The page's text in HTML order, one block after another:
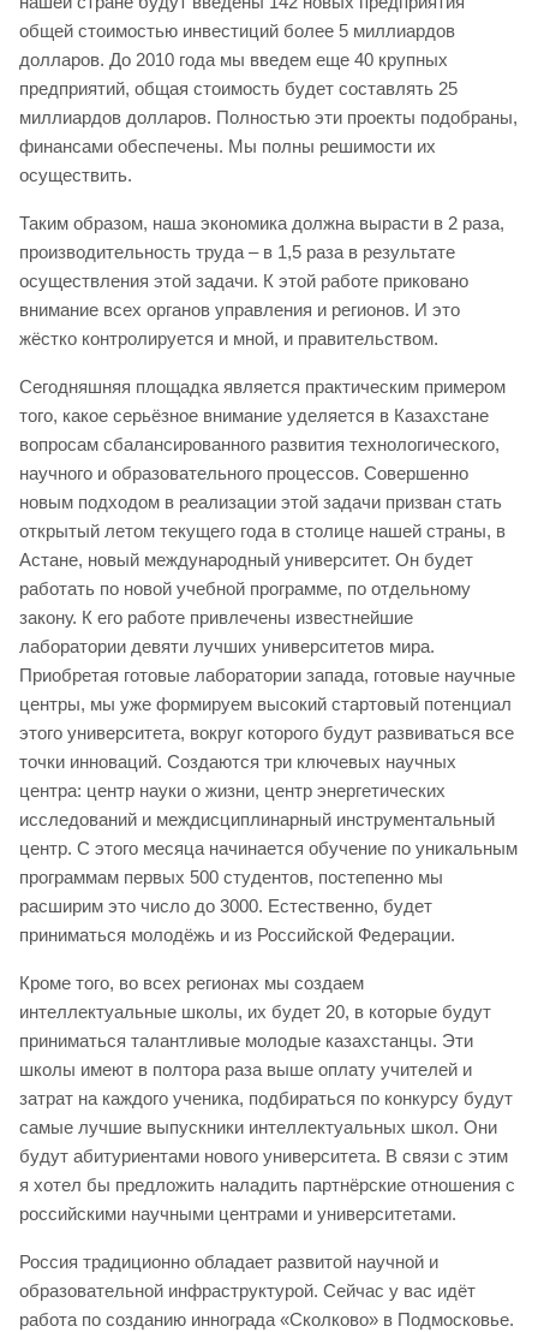
общей стоимостью инвестиций более 5 миллиардов
долларов. До 2010 года мы введем еще 40 крупных
предприятий, общая стоимость будет составлять 25
миллиардов долларов. Полностью эти проекты подобраны,
финансами обеспечены. Мы полны решимости их
осуществить.
Таким образом, наша экономика должна вырасти в 2 раза,
производительность труда – в 1,5 раза в результате
осуществления этой задачи. К этой работе приковано
внимание всех органов управления и регионов. И это
жёстко контролируется и мной, и правительством.
Сегодняшняя площадка является практическим примером
того, какое серьёзное внимание уделяется в Казахстане
вопросам сбалансированного развития технологического,
научного и образовательного процессов. Совершенно
новым подходом в реализации этой задачи призван стать
открытый летом текущего года в столице нашей страны, в
Астане, новый международный университет. Он будет
работать по новой учебной программе, по отдельному
закону. К его работе привлечены известнейшие
лаборатории девяти лучших университетов мира.
Приобретая готовые лаборатории запада, готовые научные
центры, мы уже формируем высокий стартовый потенциал
этого университета, вокруг которого будут развиваться все
точки инноваций. Создаются три ключевых научных
центра: центр науки о жизни, центр энергетических
исследований и междисциплинарный инструментальный
центр. С этого месяца начинается обучение по уникальным
программам первых 500 студентов, постепенно мы
расширим это число до 3000. Естественно, будет
приниматься молодёжь и из Российской Федерации.
Кроме того, во всех регионах мы создаем
интеллектуальные школы, их будет 20, в которые будут
приниматься талантливые молодые казахстанцы. Эти
школы имеют в полтора раза выше оплату учителей и
затрат на каждого ученика, подбираться по конкурсу будут
самые лучшие выпускники интеллектуальных школ. Они
будут абитуриентами нового университета. В связи с этим
я хотел бы предложить наладить партнёрские отношения с
российскими научными центрами и университетами.
Россия традиционно обладает развитой научной и
образовательной инфраструктурой. Сейчас у вас идёт
работа по созданию иннограда «Сколково» в Подмосковье.